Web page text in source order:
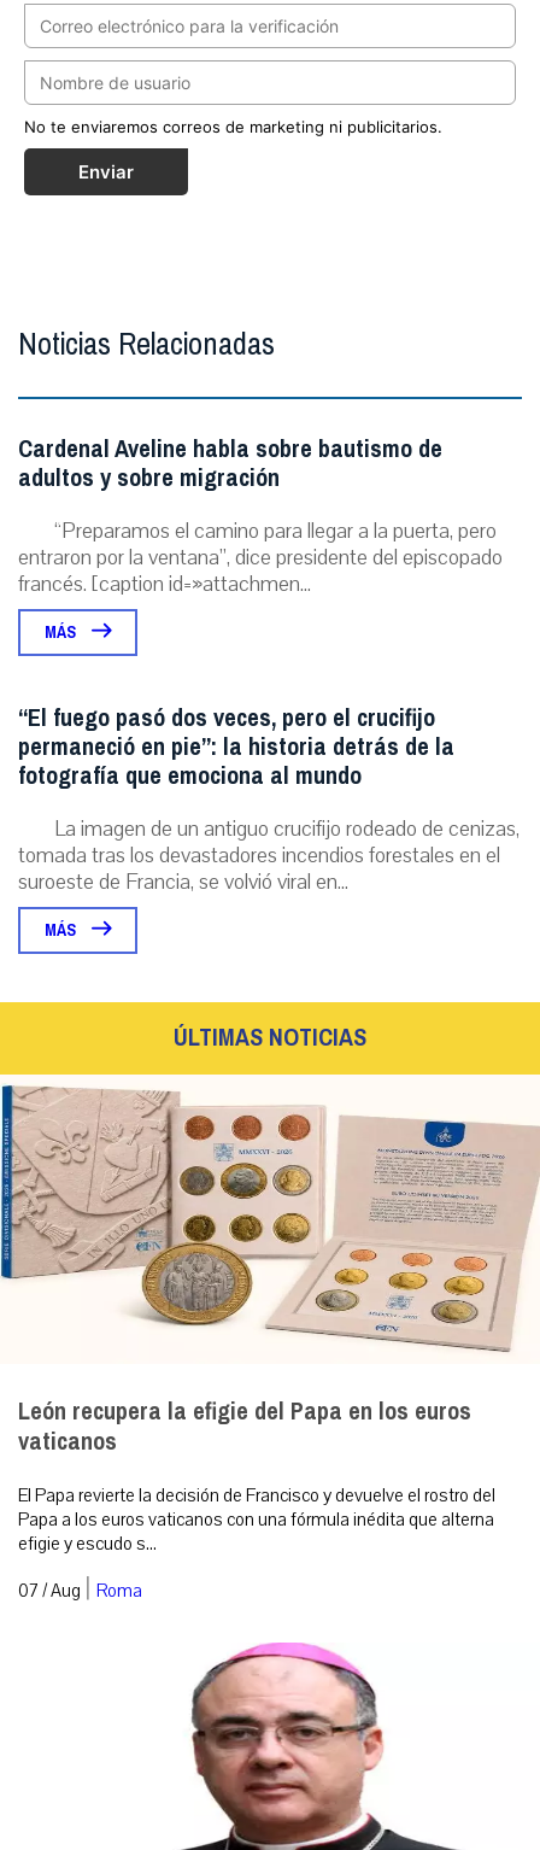
No te enviaremos correos de marketing ni publicitarios.
Enviar
Noticias Relacionadas
Cardenal Aveline habla sobre bautismo de
adultos y sobre migración
“Preparamos el camino para llegar a la puerta, pero
entraron por la ventana”, dice presidente del episcopado
francés. [caption id=»attachmen...
MÁS
“El fuego pasó dos veces, pero el crucifijo
permaneció en pie”: la historia detrás de la
fotografía que emociona al mundo
La imagen de un antiguo crucifijo rodeado de cenizas,
tomada tras los devastadores incendios forestales en el
suroeste de Francia, se volvió viral en...
MÁS
ÚLTIMAS NOTICIAS
León recupera la efigie del Papa en los euros
vaticanos
El Papa revierte la decisión de Francisco y devuelve el rostro del
Papa a los euros vaticanos con una fórmula inédita que alterna
efigie y escudo s...
07 / Aug | Roma